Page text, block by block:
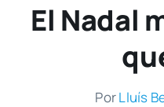
El Nadal
PorLluís